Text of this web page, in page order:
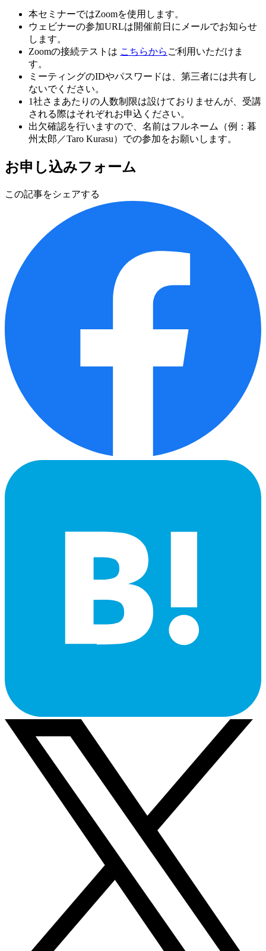
本セミナーではZoomを使用します。
ウェビナーの参加URLは開催前日にメールでお知らせ
します。
Zoomの接続テストは こちらから ご利用いただけま
す。
ミーティングのIDやパスワードは、第三者には共有し
ないでください。
1社さまあたりの人数制限は設けておりませんが、受講
される際はそれぞれお申込ください。
出欠確認を行いますので、名前はフルネーム（例：暮
州太郎／Taro Kurasu）での参加をお願いします。
お申し込みフォーム
この記事をシェアする